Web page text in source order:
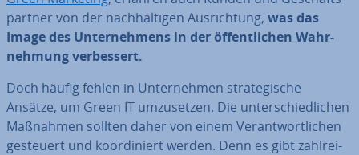
part­ner von der nach­hal­ti­gen Aus­rich­tung, was das
Image des Un­ter­neh­mens in der öf­fent­li­chen Wahr­
neh­mung ver­bes­sert.
Doch häufig fehlen in Un­ter­neh­men stra­te­gi­sche
Ansätze, um Green IT um­zu­set­zen. Die un­ter­schied­li­chen
Maßnahmen sollten daher von einem Ver­ant­wort­li­chen
gesteuert und ko­or­di­niert werden. Denn es gibt zahl­rei­